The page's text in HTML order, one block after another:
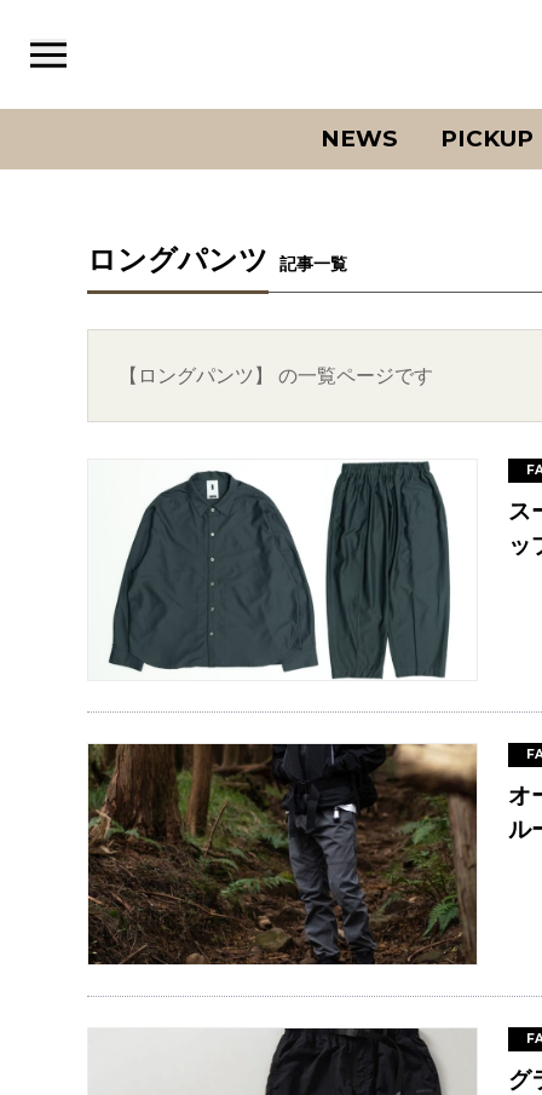
NEWS PICKUP
ロングパンツ 記事一覧
【ロングパンツ】 の一覧ページです
ス
ッ
オ
ル
グ